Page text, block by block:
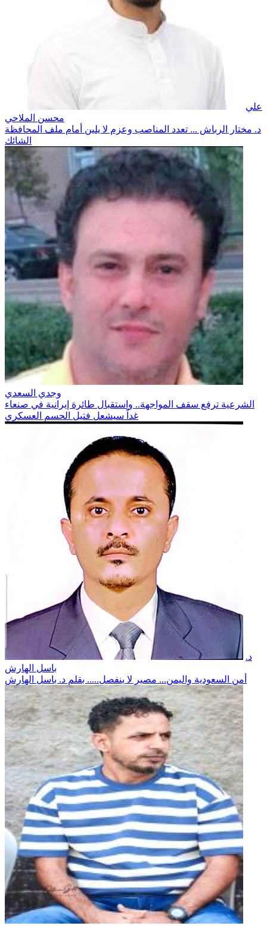
علي
محسن الملاحي
د. مختار الرباش ... تعدد المناصب وعزم لا يلين أمام ملف المحافظة
الشائك
وجدي السعدي
الشرعية ترفع سقف المواجهة.. واستقبال طائرة إيرانية في صنعاء
غداً سيشعل فتيل الحسم العسكري
د.
باسل الهارش
أمن السعودية واليمن... مصير لا ينفصل..... بقلم د. باسل الهارش